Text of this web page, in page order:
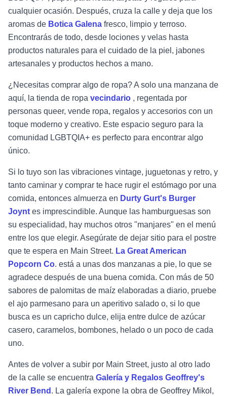
cualquier ocasión. Después, cruza la calle y deja que los
aromas de Botica Galena fresco, limpio y terroso.
Encontrarás de todo, desde lociones y velas hasta
productos naturales para el cuidado de la piel, jabones
artesanales y productos hechos a mano.
¿Necesitas comprar algo de ropa? A solo una manzana de
aquí, la tienda de ropa vecindario , regentada por
personas queer, vende ropa, regalos y accesorios con un
toque moderno y creativo. Este espacio seguro para la
comunidad LGBTQIA+ es perfecto para encontrar algo
único.
Si lo tuyo son las vibraciones vintage, juguetonas y retro, y
tanto caminar y comprar te hace rugir el estómago por una
comida, entonces almuerza en Durty Gurt's Burger
Joynt es imprescindible. Aunque las hamburguesas son
su especialidad, hay muchos otros "manjares" en el menú
entre los que elegir. Asegúrate de dejar sitio para el postre
que te espera en Main Street. La Great American
Popcorn Co. está a unas dos manzanas a pie, lo que se
agradece después de una buena comida. Con más de 50
sabores de palomitas de maíz elaboradas a diario, pruebe
el ajo parmesano para un aperitivo salado o, si lo que
busca es un capricho dulce, elija entre dulce de azúcar
casero, caramelos, bombones, helado o un poco de cada
uno.
Antes de volver a subir por Main Street, justo al otro lado
de la calle se encuentra Galería y Regalos Geoffrey's
River Bend . La galería expone la obra de Geoffrey Mikol,